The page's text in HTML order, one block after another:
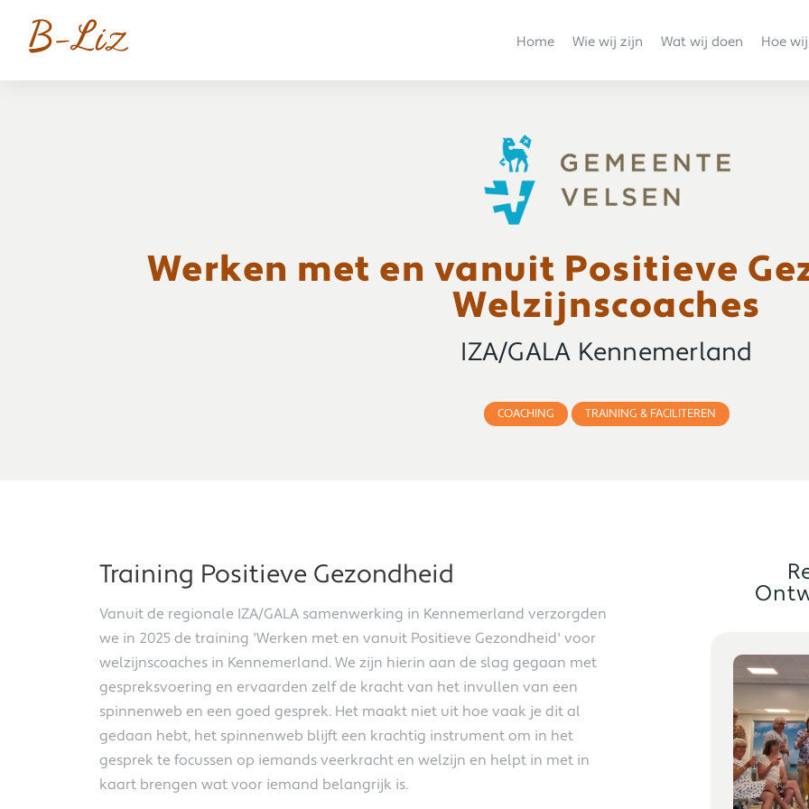
Home Wie wij zijn Wat wij doen Hoe
Werken met en vanuit Positieve
Welzijnscoaches
IZA/GALA Kennemerland
COACHING TRAINING & FACILITEREN
Training Positieve Gezondheid
Vanuit de regionale IZA/GALA samenwerking in Kennemerland verzorgden
we in 2025 de training 'Werken met en vanuit Positieve Gezondheid' voor
welzijnscoaches in Kennemerland. We zijn hierin aan de slag gegaan met
gespreksvoering en ervaarden zelf de kracht van het invullen van een
spinnenweb en een goed gesprek. Het maakt niet uit hoe vaak je dit al
gedaan hebt, het spinnenweb blijft een krachtig instrument om in het
gesprek te focussen op iemands veerkracht en welzijn en helpt in met in
kaart brengen wat voor iemand belangrijk is.
BLOG